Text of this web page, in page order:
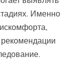
Именно